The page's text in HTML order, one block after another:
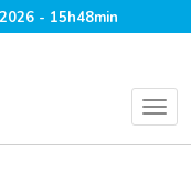
- 15h48min